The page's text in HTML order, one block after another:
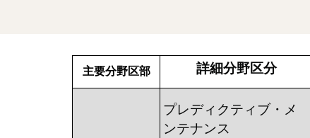
主要分野区部 詳細分野区分
プレディクティブ・メ
ンテナンス